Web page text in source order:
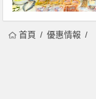
首頁 優惠情報